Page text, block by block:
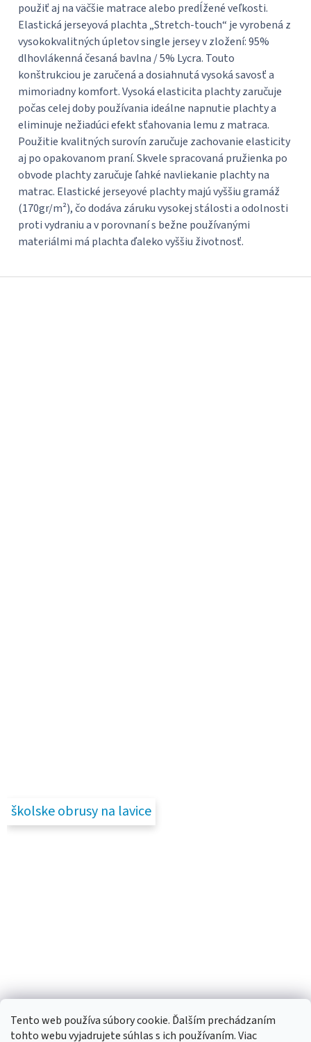
Tento web používa súbory cookie. Ďalším prechádzaním
tohto webu vyjadrujete súhlas s ich používaním. Viac
použiť aj na väčšie matrace alebo predĺžené veľkosti.
Elastická jerseyová plachta „Stretch-touch“ je vyrobená z
vysokokvalitných úpletov single jersey v zložení: 95%
dlhovlákenná česaná bavlna / 5% Lycra. Touto
konštrukciou je zaručená a dosiahnutá vysoká savosť a
mimoriadny komfort. Vysoká elasticita plachty zaručuje
počas celej doby používania ideálne napnutie plachty a
eliminuje nežiadúci efekt sťahovania lemu z matraca.
Použitie kvalitných surovín zaručuje zachovanie elasticity
aj po opakovanom praní. Skvele spracovaná pružienka po
obvode plachty zaručuje ľahké navliekanie plachty na
matrac. Elastické jerseyové plachty majú vyššiu gramáž
(170gr/m²), čo dodáva záruku vysokej stálosti a odolnosti
proti vydraniu a v porovnaní s bežne používanými
materiálmi má plachta ďaleko vyššiu životnosť.
školske obrusy na lavice